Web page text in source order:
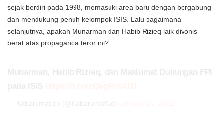
sejak berdiri pada 1998, memasuki area baru dengan bergabung
dan mendukung penuh kelompok ISIS. Lalu bagaimana
selanjutnya, apakah Munarman dan Habib Rizieq laik divonis
berat atas propaganda teror ini?